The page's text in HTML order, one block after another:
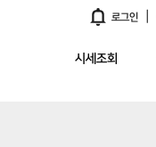
로그인
시세조회